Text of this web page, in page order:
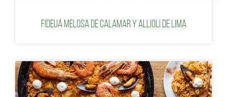
Fideuá Melosa de Calamar y Allioli de Lima